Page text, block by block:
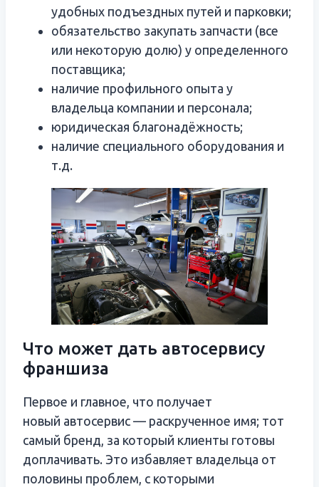
удобных подъездных путей и парковки;
обязательство закупать запчасти (все
или некоторую долю) у определенного
поставщика;
наличие профильного опыта у
владельца компании и персонала;
юридическая благонадёжность;
наличие специального оборудования и
т.д.
Что может дать автосервису
франшиза
Первое и главное, что получает
новый автосервис — раскрученное имя; тот
самый бренд, за который клиенты готовы
доплачивать. Это избавляет владельца от
половины проблем, с которыми